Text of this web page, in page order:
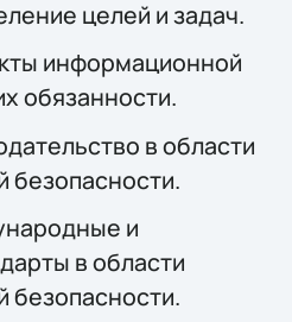
целей и задач.
информационной
обязанности.
в области
и
в области